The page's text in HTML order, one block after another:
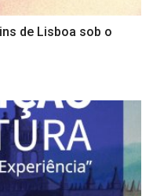
de Lisboa sob o